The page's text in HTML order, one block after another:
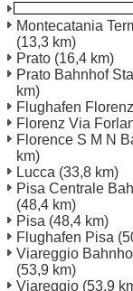
Montecatania
(13,3 km)
Prato (16,4 km)
Prato Bahnhof
km)
Flughafen Florenz
Florenz Via
Florence S M N
km)
Lucca (33,8 km)
Pisa Centrale
(48,4 km)
Pisa (48,4 km)
Flughafen Pisa
Viareggio
(53,9 km)
Viareggio (53,9